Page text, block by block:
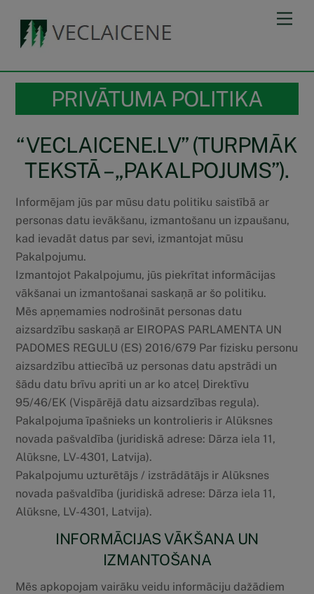
content
PRIVĀTUMA POLITIKA
“VECLAICENE.LV” (TURPMĀK
TEKSTĀ – „PAKALPOJUMS”).
Informējam jūs par mūsu datu politiku saistībā ar
personas datu ievākšanu, izmantošanu un izpaušanu,
kad ievadāt datus par sevi, izmantojat mūsu
Pakalpojumu.
Izmantojot Pakalpojumu, jūs piekrītat informācijas
vākšanai un izmantošanai saskaņā ar šo politiku.
Mēs apņemamies nodrošināt personas datu
aizsardzību saskaņā ar EIROPAS PARLAMENTA UN
PADOMES REGULU (ES) 2016/679 Par fizisku personu
aizsardzību attiecībā uz personas datu apstrādi un
šādu datu brīvu apriti un ar ko atceļ Direktīvu
95/46/EK (Vispārējā datu aizsardzības regula).
Pakalpojuma īpašnieks un kontrolieris ir Alūksnes
novada pašvaldība (juridiskā adrese: Dārza iela 11,
Alūksne, LV-4301, Latvija).
Pakalpojumu uzturētājs / izstrādātājs ir Alūksnes
novada pašvaldība (juridiskā adrese: Dārza iela 11,
Alūksne, LV-4301, Latvija).
INFORMĀCIJAS VĀKŠANA UN
IZMANTOŠANA
Mēs apkopojam vairāku veidu informāciju dažādiem